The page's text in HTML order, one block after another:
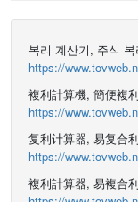
복리 계산기, 주식 복
https://
複利計算機, 簡便複
https://
复利计算器, 易复合
https://
複利計算器, 易複合